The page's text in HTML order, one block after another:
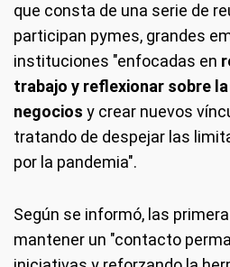
que consta de una serie de
participan pymes, grandes
instituciones "enfocadas en
trabajo y reflexionar sobre
negocios y crear nuevos
tratando de despejar las
por la pandemia".
Según se informó, las
mantener un "contacto